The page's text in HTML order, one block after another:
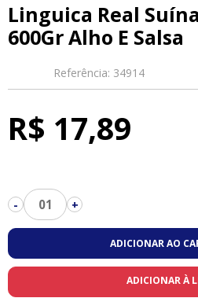
Linguica Real
600Gr Alho E Salsa
Referência: 34914
R$ 17,89
- 01 +
ADICIONAR AO
ADICIONAR À